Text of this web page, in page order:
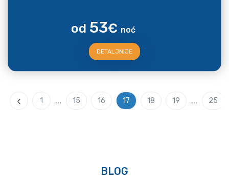
od 53€ noć
DETALJNIJE
Previous
1 ... 15 16 17 18 19 ... 25
BLOG